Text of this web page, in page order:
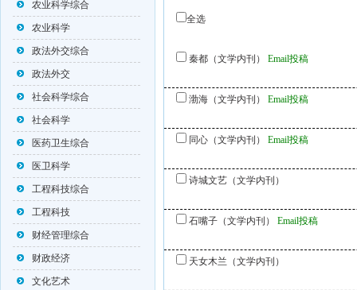
农业科学综合
农业科学
政法外交综合
政法外交
社会科学综合
社会科学
医药卫生综合
医卫科学
工程科技综合
工程科技
财经管理综合
财政经济
文化艺术
全选
秦都（文学内刊） Email投稿
渤海（文学内刊） Email投稿
同心（文学内刊） Email投稿
诗城文艺（文学内刊）
石嘴子（文学内刊） Email投稿
天女木兰（文学内刊）